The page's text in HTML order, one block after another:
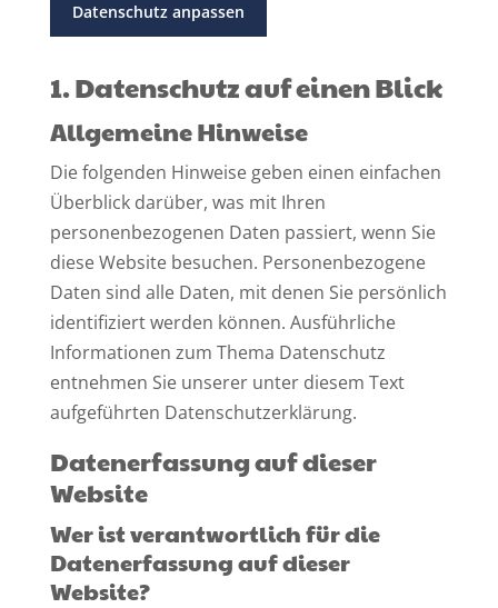
Datenschutz anpassen
1. Datenschutz auf einen Blick
Allgemeine Hinweise
Die folgenden Hinweise geben einen einfachen
Überblick darüber, was mit Ihren
personenbezogenen Daten passiert, wenn Sie
diese Website besuchen. Personenbezogene
Daten sind alle Daten, mit denen Sie persönlich
identifiziert werden können. Ausführliche
Informationen zum Thema Datenschutz
entnehmen Sie unserer unter diesem Text
aufgeführten Datenschutzerklärung.
Datenerfassung auf dieser
Website
Wer ist verantwortlich für die
Datenerfassung auf dieser
Website?